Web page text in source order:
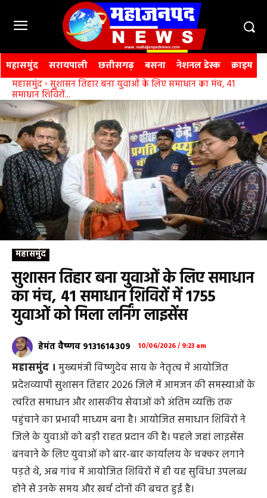
महासमुंद सरायपाली छत्तीसगढ़ बसना नेशनल डेस्क क्राइम
महासमुंद सुशासन तिहार बना युवाओं के लिए समाधान का मंच, 41
समाधान शिविरों...
महासमुंद
सुशासन तिहार बना युवाओं के लिए समाधान
का मंच, 41 समाधान शिविरों में 1755
युवाओं को मिला लर्निंग लाइसेंस
हेमंत वैष्णव 9131614309 10/06/2026 / 9:23 am
महासमुंद । मुख्यमंत्री विष्णुदेव साय के नेतृत्व में आयोजित
प्रदेशव्यापी सुशासन तिहार 2026 जिले में आमजन की समस्याओं के
त्वरित समाधान और शासकीय सेवाओं को अंतिम व्यक्ति तक
पहुंचाने का प्रभावी माध्यम बना है। आयोजित समाधान शिविरों ने
जिले के युवाओं को बड़ी राहत प्रदान की है। पहले जहां लाइसेंस
बनवाने के लिए युवाओं को बार-बार कार्यालय के चक्कर लगाने
पड़ते थे, अब गांव में आयोजित शिविरों में ही यह सुविधा उपलब्ध
होने से उनके समय और खर्च दोनों की बचत हुई है।